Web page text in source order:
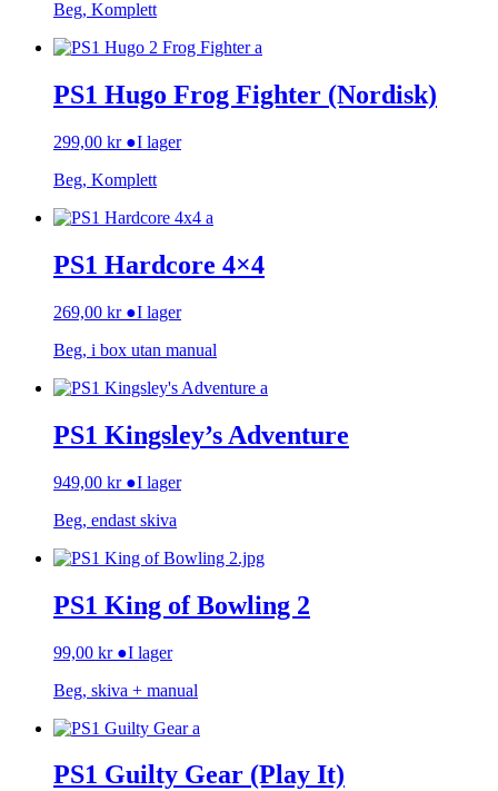
Beg, Komplett
PS1 Hugo Frog Fighter (Nordisk)
299,00 kr ●I lager
Beg, Komplett
PS1 Hardcore 4×4
269,00 kr ●I lager
Beg, i box utan manual
PS1 Kingsley’s Adventure
949,00 kr ●I lager
Beg, endast skiva
PS1 King of Bowling 2
99,00 kr ●I lager
Beg, skiva + manual
PS1 Guilty Gear (Play It)